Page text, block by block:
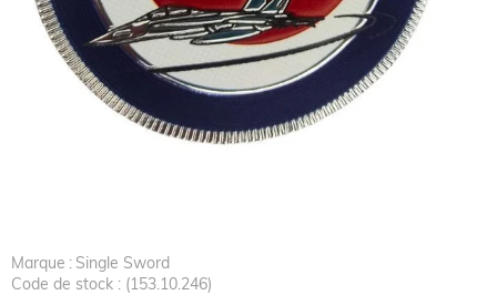
Marque : Single Sword
Code de stock
(153.10.246)